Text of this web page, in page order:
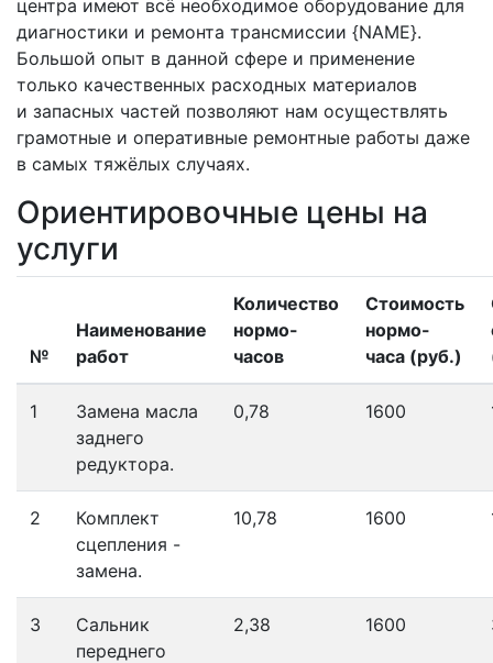
центра имеют всё необходимое оборудование для
диагностики и ремонта трансмиссии {NAME}.
Большой опыт в данной сфере и применение
только качественных расходных материалов
и запасных частей позволяют нам осуществлять
грамотные и оперативные ремонтные работы даже
в самых тяжёлых случаях.
Ориентировочные цены на
услуги
№
Наименование
работ
Количество
нормо-
часов
Стоимость
нормо-
часа (руб.)
1
Замена масла
заднего
редуктора.
0,78 1600
2
Комплект
сцепления -
замена.
10,78 1600
3
Сальник
переднего
2,38 1600